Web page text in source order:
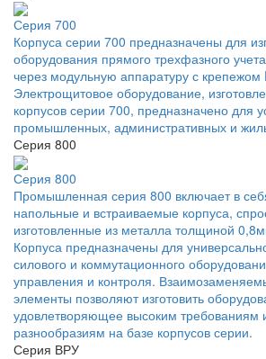
Серия 700
Корпуса серии 700 предназначены для
оборудования прямого трехфазного
через модульную аппаратуру с крепежом
Электрощитовое оборудование,
корпусов серии 700, предназначено для
промышленных, административных и
Серия 800
Серия 800
Промышленная серия 800 включает в
напольные и встраиваемые корпуса,
изготовленные из металла толщиной
Корпуса предназначены для
силового и коммутационного
управления и контроля.
элементы позволяют изготовить
удовлетворяющее высоким требованиям
разнообразиям на базе корпусов серии.
Серия ВРУ